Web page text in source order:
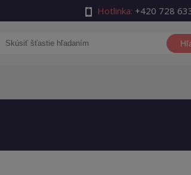
Hotlinka: +420 728